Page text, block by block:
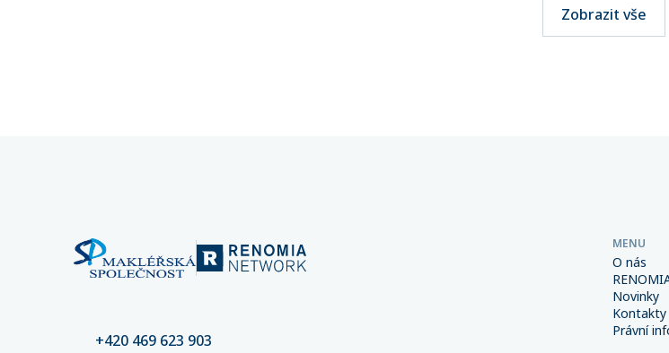
rozpoznatelné. Přitom stačí jediná
chyba při výběru přepravce a škody
Zobrazit vše
+420 469 623 903
MENU
O nás
Novinky
Kontakty
Právní